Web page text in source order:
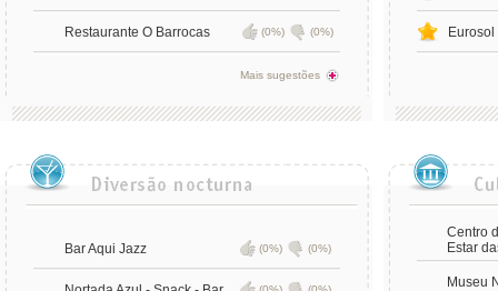
Restaurante O Barrocas (0%) (0%)
Mais sugestões
Bar Aqui Jazz (0%) (0%)
Centro
Estar
Museu